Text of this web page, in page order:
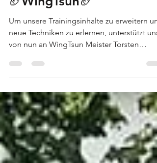
🏈WingTsun🏈
Um unsere Trainingsinhalte zu erweitern
neue Techniken zu erlernen, unterstützt uns
von nun an WingTsun Meister Torsten
Rollberg...